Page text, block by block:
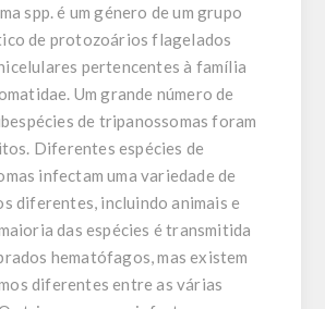
spp. é um género de um grupo
de protozoários flagelados
pertencentes à família
Um grande número de
de tripanossomas foram
Diferentes espécies de
infectam uma variedade de
diferentes, incluindo animais e
das espécies é transmitida
hematófagos, mas existem
diferentes entre as várias